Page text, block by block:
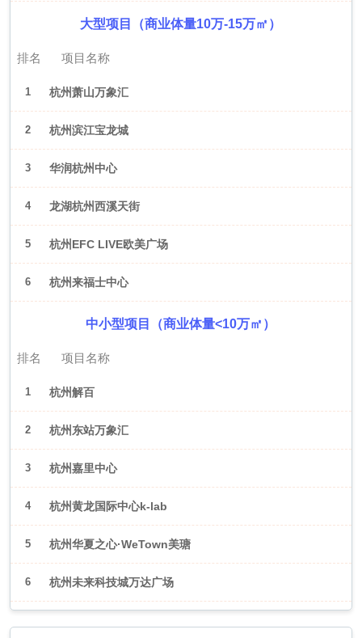
大型项目（商业体量10万-15万㎡）
排名 项目名称
1 杭州萧山万象汇
2 杭州滨江宝龙城
3 华润杭州中心
4 龙湖杭州西溪天街
5 杭州EFC LIVE欧美广场
6 杭州来福士中心
中小型项目（商业体量<10万㎡）
排名 项目名称
1 杭州解百
2 杭州东站万象汇
3 杭州嘉里中心
4 杭州黄龙国际中心k-lab
5 杭州华夏之心·WeTown美瑭
6 杭州未来科技城万达广场